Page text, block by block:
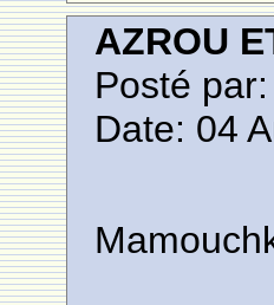
AZROU
Posté par:
Date: 04